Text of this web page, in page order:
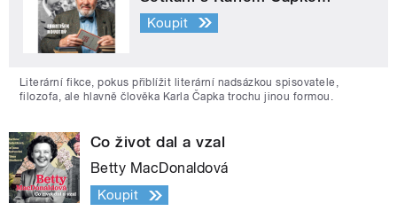
Koupit
Literární fikce, pokus přiblížit literární nadsázkou spisovatele,
filozofa, ale hlavně člověka Karla Čapka trochu jinou formou.
Co život dal a vzal
Betty MacDonaldová
Koupit